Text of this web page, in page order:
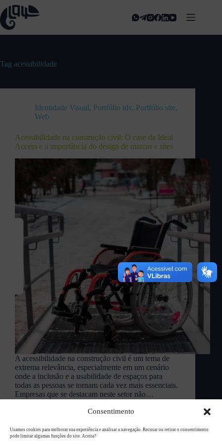
Consentimento
Usamos cookies para melhorar sua experiência e analisar a navegação. Recusar ou retirar o consentimento
pode limitar algumas funções do site. Aceita?
Tag acessibilidade
Identidade Visual, Portfólio idv, Portfólio site,
Web
Acessibilidade na construção civil: O case da Ideal
Access e a importância do design de marcas e sites
A acessibilidade na construção civil é um tema de
extrema relevância, especialmente em um cenário
onde a inclusão e a usabilidade de espaços para
todas as pessoas se tornam cada vez mais essenciais.
Empresas que se destacam neste setor não…